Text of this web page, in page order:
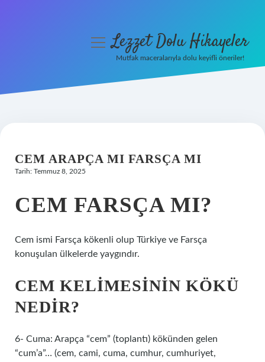
Hakkımızda
menüyüLezzet Dolu Hikayeler
Mutfak maceralarıyla dolu keyifli öneriler!
CEM ARAPÇA MI FARSÇA MI
Tarih: Temmuz 8, 2025
CEM FARSÇA MI?
Cem ismi Farsça kökenli olup Türkiye ve Farsça
konuşulan ülkelerde yaygındır.
CEM KELIMESININ KÖKÜ
NEDIR?
6- Cuma: Arapça “cem” (toplantı) kökünden gelen
“cum’a”… (cem, cami, cuma, cumhur, cumhuriyet,